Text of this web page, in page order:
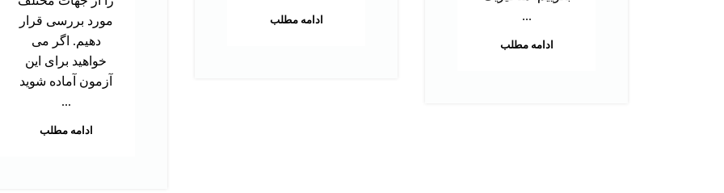
...
ادامه مطلب
ادامه مطلب
مورد بررسی قرار
دهیم. اگر می
خواهید برای این
آزمون آماده شوید
...
ادامه مطلب